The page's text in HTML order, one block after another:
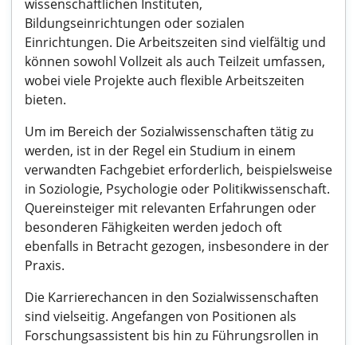
wissenschaftlichen Instituten,
Bildungseinrichtungen oder sozialen
Einrichtungen. Die Arbeitszeiten sind vielfältig und
können sowohl Vollzeit als auch Teilzeit umfassen,
wobei viele Projekte auch flexible Arbeitszeiten
bieten.
Um im Bereich der Sozialwissenschaften tätig zu
werden, ist in der Regel ein Studium in einem
verwandten Fachgebiet erforderlich, beispielsweise
in Soziologie, Psychologie oder Politikwissenschaft.
Quereinsteiger mit relevanten Erfahrungen oder
besonderen Fähigkeiten werden jedoch oft
ebenfalls in Betracht gezogen, insbesondere in der
Praxis.
Die Karrierechancen in den Sozialwissenschaften
sind vielseitig. Angefangen von Positionen als
Forschungsassistent bis hin zu Führungsrollen in